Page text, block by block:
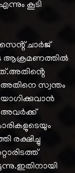
കൂടി
ചാർജ്
ആക്രമണത്തിൽ
അതിനെ സ്വന്തം
അവർക്ക്
രക്ഷിച്ചു